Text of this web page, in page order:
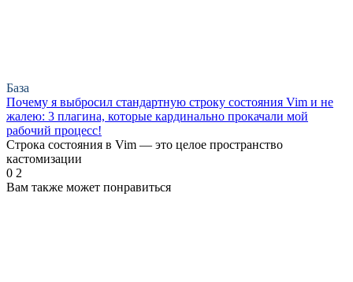
База
Почему я выбросил стандартную строку состояния Vim и не
жалею: 3 плагина, которые кардинально прокачали мой
рабочий процесс!
Строка состояния в Vim — это целое пространство
кастомизации
0 2
Вам также может понравиться